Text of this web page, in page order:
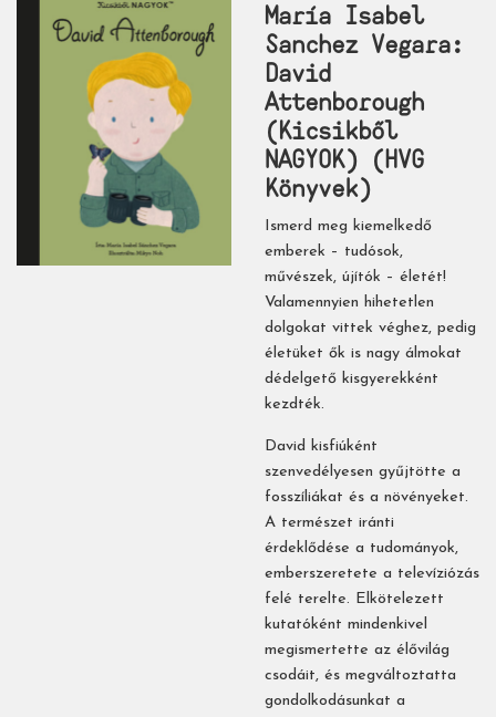
María Isabel
Sanchez Vegara:
David ​
Attenborough
(Kicsikből
NAGYOK) (HVG
Könyvek)
Ismerd meg kiemelkedő
emberek – tudósok,
művészek, újítók – életét!
Valamennyien hihetetlen
dolgokat vittek véghez, pedig
életüket ők is nagy álmokat
dédelgető kisgyerekként
kezdték.
David kisfiúként
szenvedélyesen gyűjtötte a
fosszíliákat és a növényeket.
A természet iránti
érdeklődése a tudományok,
emberszeretete a televíziózás
felé terelte. Elkötelezett
kutatóként mindenkivel
megismertette az élővilág
csodáit, és megváltoztatta
gondolkodásunkat a